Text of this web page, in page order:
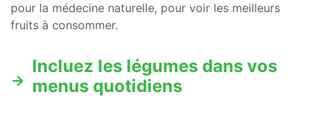
pour la médecine naturelle, pour voir les meilleurs
fruits à consommer.
Incluez les légumes dans vos
menus quotidiens